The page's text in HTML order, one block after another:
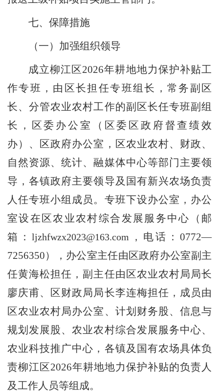
七、保障措施
（一）加强组织领导
成立柳江区2026年耕地地力保护补贴工
作专班 ，由区长担任专班组长 ，常务副区
长、分管农业农村工作的副区长任专班副组
长，
区委办公室（ 区委区政府督查绩效
办）、 区政府办公室 ，区农业农村、财政、
自然资源、统计、融媒体中心等部门主要领
导 ，各镇政府主要领导及国有新兴农场负责
人任专班小组成员。 专班下设办公室，办公
室设在区农业农村综合发展服务中心（邮
箱： ljzhfwzx2023@163.com ，电话： 0772—
7256350） ， 办公室主任由区政府办公室副主
任黄海松担任，副主任由区农业农村局局长
廖庆甫、区财政局局长李连梅担任，成员由
区农业农村局办公室、计划财务股、信息与
规划发展股、农业农村综合发展服务中心、
农业科技推广中心，各镇及国有农场具体负
责柳江区2026年耕地地力保护补贴的负责人
及工作人员等组成。